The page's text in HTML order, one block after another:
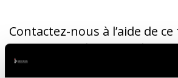
Contactez-nous à l’aide de
Nous serons heureux de